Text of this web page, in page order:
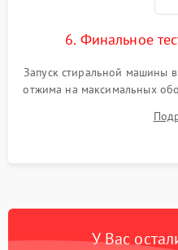
6. Финальное
Запуск стиральной машины
отжима на максимальных
корректности слива,
посторонних стуков
У Вас